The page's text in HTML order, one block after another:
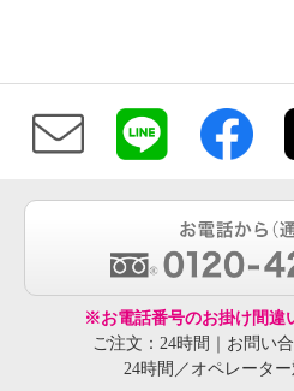
※お電話番号のお掛け間違
ご注文：24時間｜お問い
24時間／オペレータ